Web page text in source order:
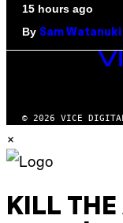
15 hours ago
By Sam Watanuki
VICE
MEDIA
© 2026 VICE
×
KILL